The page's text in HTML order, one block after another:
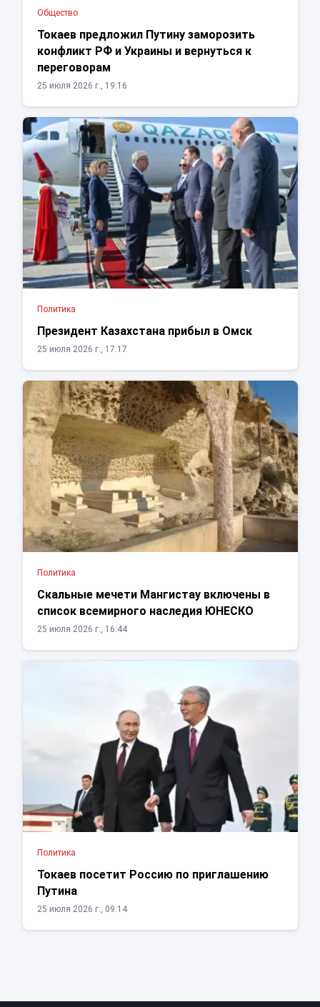
Общество
Токаев предложил Путину заморозить
конфликт РФ и Украины и вернуться к
переговорам
25 июля 2026 г., 19:16
Политика
Президент Казахстана прибыл в Омск
25 июля 2026 г., 17:17
Политика
Скальные мечети Мангистау включены в
список всемирного наследия ЮНЕСКО
25 июля 2026 г., 16:44
Политика
Токаев посетит Россию по приглашению
Путина
25 июля 2026 г., 09:14